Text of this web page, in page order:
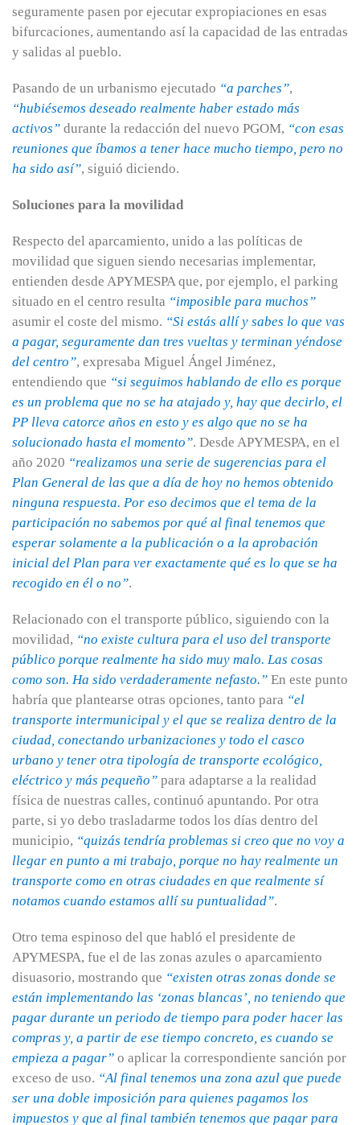
seguramente pasen por ejecutar expropiaciones en esas
bifurcaciones, aumentando así la capacidad de las entradas
y salidas al pueblo.
Pasando de un urbanismo ejecutado “a parches”,
“hubiésemos deseado realmente haber estado más
activos” durante la redacción del nuevo PGOM, “con esas
reuniones que íbamos a tener hace mucho tiempo, pero no
ha sido así”, siguió diciendo.
Soluciones para la movilidad
Respecto del aparcamiento, unido a las políticas de
movilidad que siguen siendo necesarias implementar,
entienden desde APYMESPA que, por ejemplo, el parking
situado en el centro resulta “imposible para muchos”
asumir el coste del mismo. “Si estás allí y sabes lo que vas
a pagar, seguramente dan tres vueltas y terminan yéndose
del centro”, expresaba Miguel Ángel Jiménez,
entendiendo que “si seguimos hablando de ello es porque
es un problema que no se ha atajado y, hay que decirlo, el
PP lleva catorce años en esto y es algo que no se ha
solucionado hasta el momento”. Desde APYMESPA, en el
año 2020 “realizamos una serie de sugerencias para el
Plan General de las que a día de hoy no hemos obtenido
ninguna respuesta. Por eso decimos que el tema de la
participación no sabemos por qué al final tenemos que
esperar solamente a la publicación o a la aprobación
inicial del Plan para ver exactamente qué es lo que se ha
recogido en él o no”.
Relacionado con el transporte público, siguiendo con la
movilidad, “no existe cultura para el uso del transporte
público porque realmente ha sido muy malo. Las cosas
como son. Ha sido verdaderamente nefasto.” En este punto
habría que plantearse otras opciones, tanto para “el
transporte intermunicipal y el que se realiza dentro de la
ciudad, conectando urbanizaciones y todo el casco
urbano y tener otra tipología de transporte ecológico,
eléctrico y más pequeño” para adaptarse a la realidad
física de nuestras calles, continuó apuntando. Por otra
parte, si yo debo trasladarme todos los días dentro del
municipio, “quizás tendría problemas si creo que no voy a
llegar en punto a mi trabajo, porque no hay realmente un
transporte como en otras ciudades en que realmente sí
notamos cuando estamos allí su puntualidad”.
Otro tema espinoso del que habló el presidente de
APYMESPA, fue el de las zonas azules o aparcamiento
disuasorio, mostrando que “existen otras zonas donde se
están implementando las ‘zonas blancas’, no teniendo que
pagar durante un periodo de tiempo para poder hacer las
compras y, a partir de ese tiempo concreto, es cuando se
empieza a pagar” o aplicar la correspondiente sanción por
exceso de uso. “Al final tenemos una zona azul que puede
ser una doble imposición para quienes pagamos los
impuestos y que al final también tenemos que pagar para